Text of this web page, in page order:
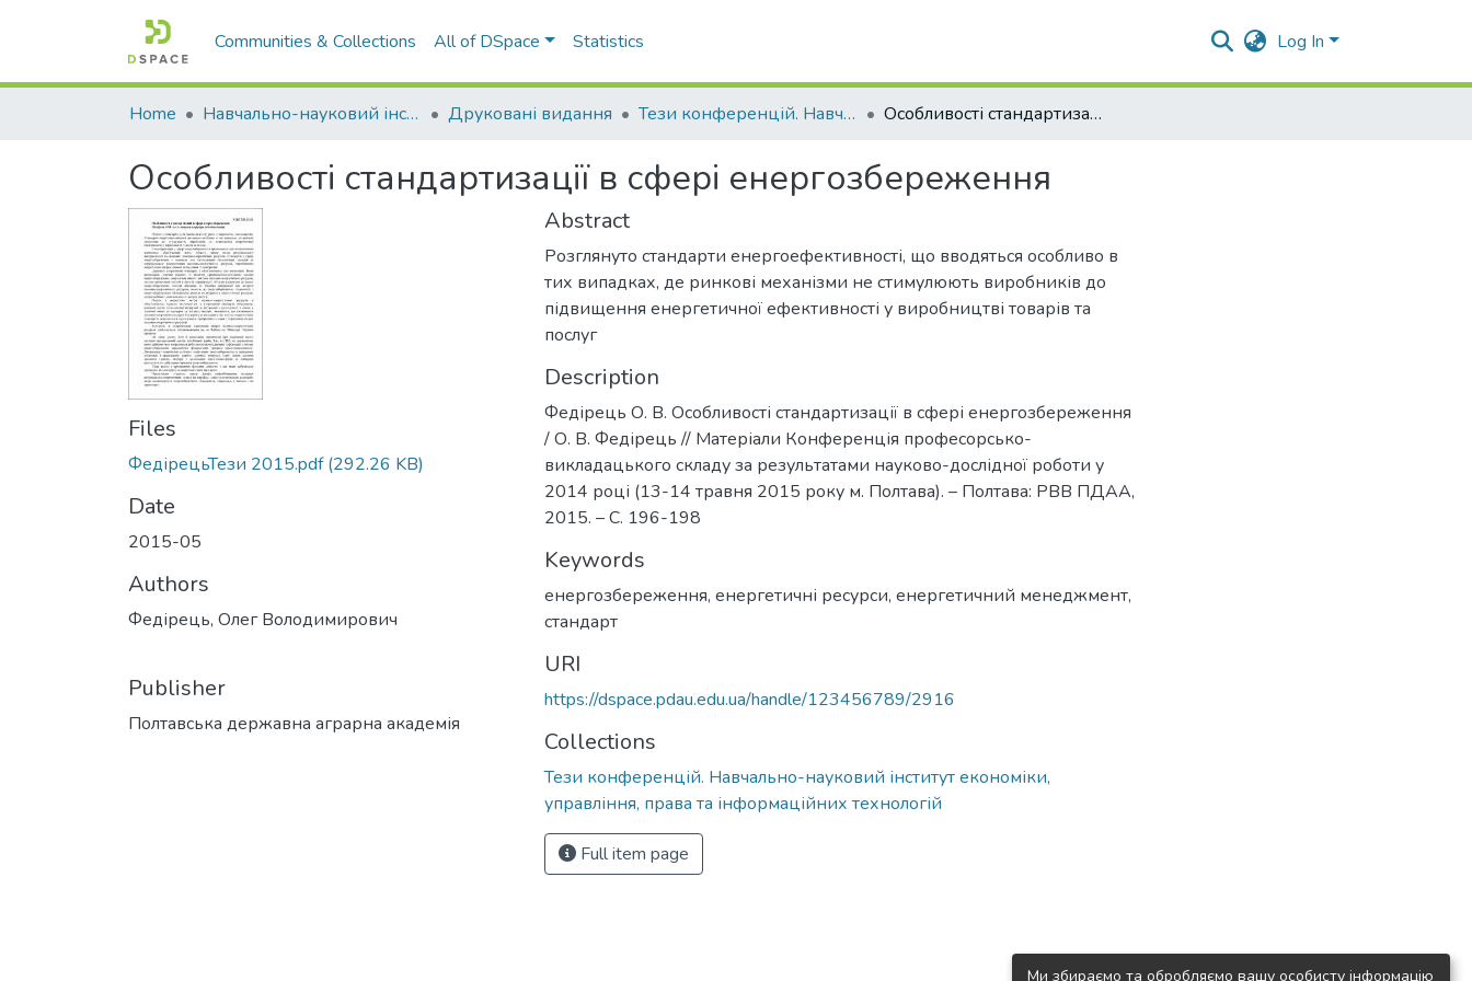
Communities & Collections All of DSpace Statistics Log In
Home Навчально-науковий інститут економіки, управління, права та інформаційних технологій Друковані видання Тези конференцій. Навчально-науковий інститут економіки, управління, права та інформаційних технологій Особливості стандартизації в сфері енергозбереження
Особливості стандартизації в сфері енергозбереження
Files
ФедірецьТези 2015.pdf(292.26 KB)
Date
2015-05
Authors
Федірець, Олег Володимирович
Publisher
Полтавська державна аграрна академія
Abstract
Розглянуто стандарти енергоефективності, що вводяться особливо в
тих випадках, де ринкові механізми не стимулюють виробників до
підвищення енергетичної ефективності у виробництві товарів та
послуг
Description
Федірець О. В. Особливості стандартизації в сфері енергозбереження
/ О. В. Федірець // Матеріали Конференція професорсько-
викладацького складу за результатами науково-дослідної роботи у
2014 році (13-14 травня 2015 року м. Полтава). – Полтава: РВВ ПДАА,
2015. – С. 196-198
Keywords
енергозбереження, енергетичні ресурси, енергетичний менеджмент,
стандарт
URI
https://dspace.pdau.edu.ua/handle/123456789/2916
Collections
Тези конференцій. Навчально-науковий інститут економіки,
управління, права та інформаційних технологій
Full item page
Ми збираємо та обробляємо вашу особисту інформацію